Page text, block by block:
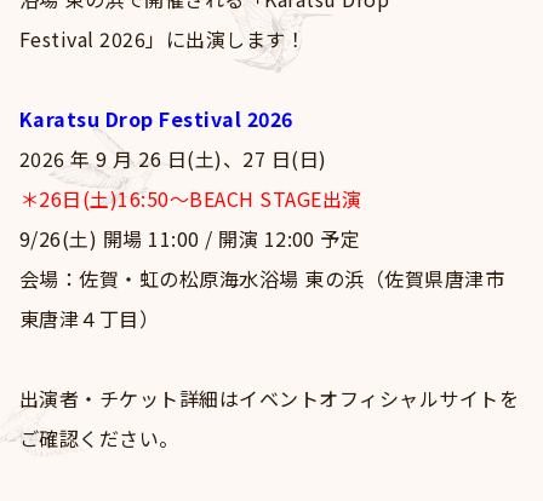
Festival 2026」に出演します！
Karatsu Drop Festival 2026
2026 年 9 ⽉ 26 ⽇(⼟)、27 ⽇(⽇)
＊26日(土)16:50～BEACH STAGE出演
9/26(⼟) 開場 11:00 / 開演 12:00 予定
会場：佐賀・虹の松原海⽔浴場 東の浜（佐賀県唐津市
東唐津４丁⽬）
出演者・チケット詳細はイベントオフィシャルサイトを
ご確認ください。